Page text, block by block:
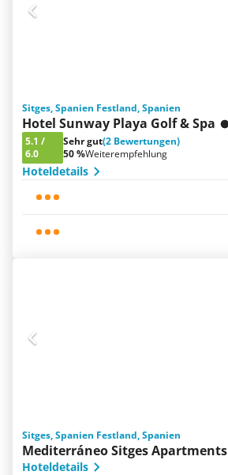
Sitges, Spanien Festland, Spanien
Hotel Sunway Playa Golf & Spa
5.1 /
6.0
Sehr gut(2 Bewertungen)
50 %Weiterempfehlung
Hoteldetails
Sitges, Spanien Festland, Spanien
Mediterráneo Sitges Apartments
Hoteldetails